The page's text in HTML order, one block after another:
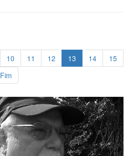
10 11 12 13 14
15
Fim